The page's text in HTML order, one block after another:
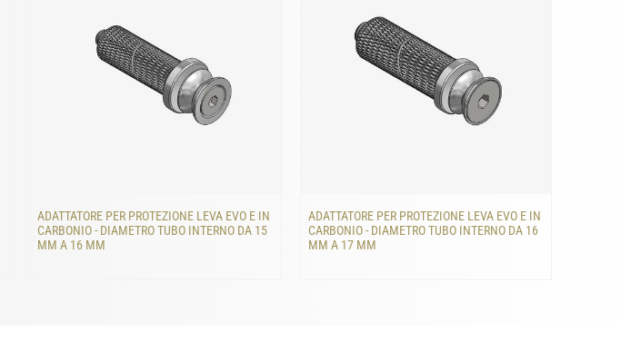
ADATTATORE PER PROTEZIONE LEVA EVO E IN
CARBONIO - DIAMETRO TUBO INTERNO DA 15
MM A 16 MM
ADATTATORE PER PROTEZIONE LEVA EVO E IN
CARBONIO - DIAMETRO TUBO INTERNO DA 16
MM A 17 MM